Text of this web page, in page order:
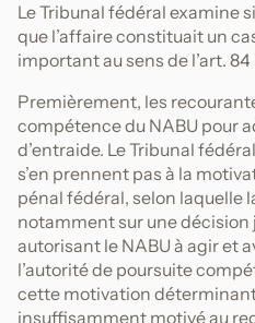
Le Tribunal fédéral examine
que l’affaire constituait un
important au sens de l’art. 84
Premièrement, les
compétence du NABU pour
d’entraide. Le Tribunal
s’en prennent pas à la
pénal fédéral, selon laquelle
notamment sur une
autorisant le NABU à agir et
l’autorité de poursuite
cette motivation
insuffisamment motivé au